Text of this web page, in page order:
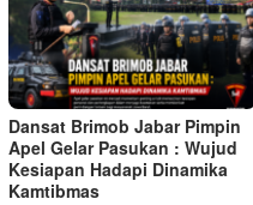
Dansat Brimob Jabar Pimpin
Apel Gelar Pasukan : Wujud
Kesiapan Hadapi Dinamika
Kamtibmas